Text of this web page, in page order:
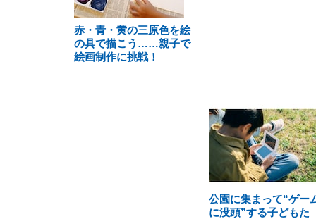
赤・青・黄の三原色を絵
の具で描こう……親子で
絵画制作に挑戦！
公園に集まって“ゲー
に没頭”する子どもた